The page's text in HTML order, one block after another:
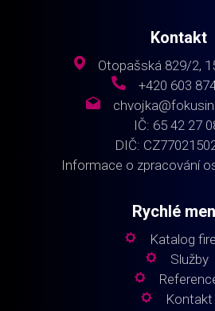
Kontakt
Otopašská 829/2,
+420 603
IČ: 65 42 27
DIČ:
Informace o zpracování
Rychlé
Katalog
Služby
Kontakt